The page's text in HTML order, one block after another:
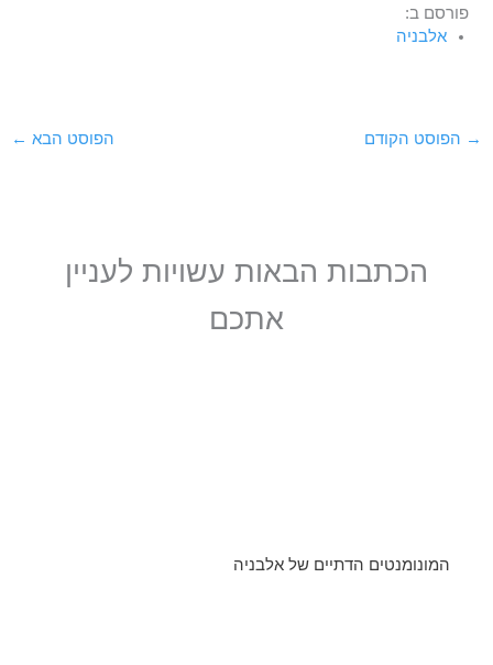
פורסם ב:
אלבניה
→ הפוסט הקודם הפוסט הבא ←
הכתבות הבאות עשויות לעניין
אתכם
המונומנטים הדתיים של אלבניה